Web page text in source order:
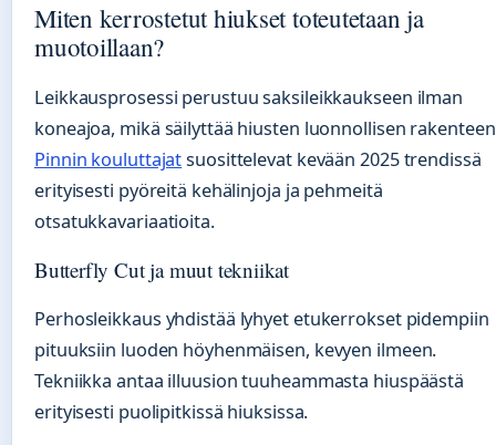
Miten kerrostetut hiukset toteutetaan ja
muotoillaan?
Leikkausprosessi perustuu saksileikkaukseen ilman
koneajoa, mikä säilyttää hiusten luonnollisen
Pinnin kouluttajatsuosittelevat kevään 2025 trendissä
erityisesti pyöreitä kehälinjoja ja pehmeitä
otsatukkavariaatioita.
Butterfly Cut ja muut tekniikat
Perhosleikkaus yhdistää lyhyet etukerrokset pidempiin
pituuksiin luoden höyhenmäisen, kevyen ilmeen.
Tekniikka antaa illuusion tuuheammasta hiuspäästä
erityisesti puolipitkissä hiuksissa.